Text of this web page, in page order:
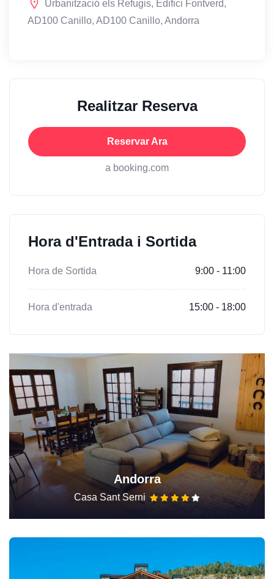
Urbanització els Refugis, Edifici Fontverd,
AD100 Canillo, AD100 Canillo, Andorra
Realitzar Reserva
Reservar Ara
a booking.com
Hora d'Entrada i Sortida
Hora de Sortida 9:00 - 11:00
Hora d'entrada 15:00 - 18:00
Andorra
Casa Sant Serni